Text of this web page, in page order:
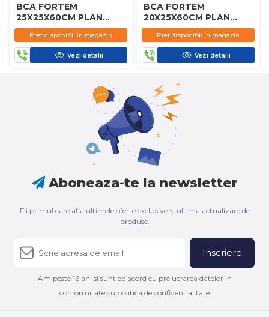
BCA FORTEM
25X25X60CM PLAN
D450
Pret disponibil in magazin
Vezi detalii
BCA FORTEM
20X25X60CM PLAN
D450
Pret disponibil in magazin
Vezi detalii
Aboneaza-te la newsletter
Fii primul care afla ultimele oferte exclusive și ultima actualizare de
produse.
Inscriere
Am peste 16 ani si sunt de acord cu prelucrarea datelor in
conformitate cu politica de confidentialitate